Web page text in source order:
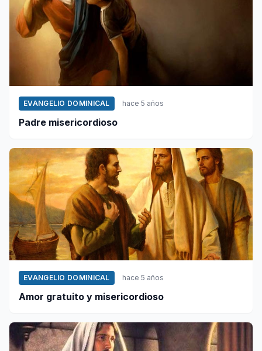
EVANGELIO DOMINICAL hace 5 años
Padre misericordioso
EVANGELIO DOMINICAL hace 5 años
Amor gratuito y misericordioso